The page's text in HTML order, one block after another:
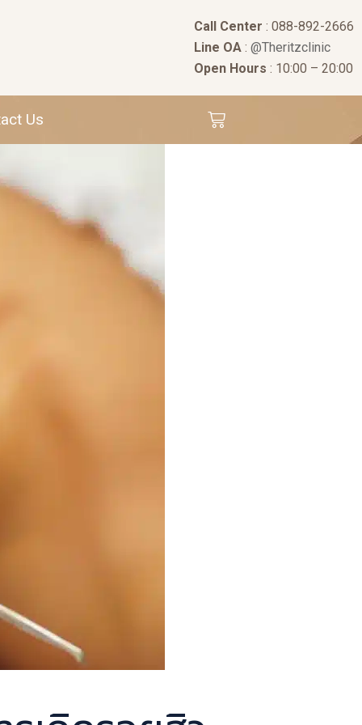
Call Center : 088-892-2666
Line OA: @Theritzclinic
Open Hours : 10:00 – 20:00
Us